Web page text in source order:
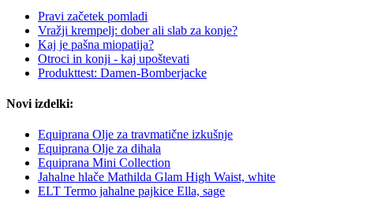
Pravi začetek pomladi
Vražji krempelj: dober ali slab za konje?
Kaj je pašna miopatija?
Otroci in konji - kaj upoštevati
Produkttest: Damen-Bomberjacke
Novi izdelki:
Equiprana Olje za travmatične izkušnje
Equiprana Olje za dihala
Equiprana Mini Collection
Jahalne hlače Mathilda Glam High Waist, white
ELT Termo jahalne pajkice Ella, sage